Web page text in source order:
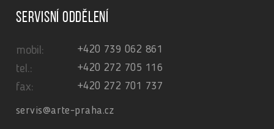
Servisní oddělení
mobil: +420 739 062 861
tel.: +420 272 705 116
fax: +420 272 701 737
servis@arte-praha.cz